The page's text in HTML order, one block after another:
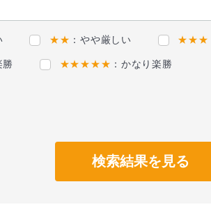
★★ ：やや厳しい ★★★
勝 ★★★★★ ：かなり楽勝
検索結果を見る